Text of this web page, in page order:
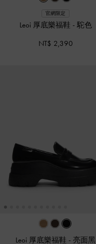
官網限定
Leoi 厚底樂福鞋 - 駝色
NT$ 2,390
Leoi 厚底樂福鞋 - 亮面黑